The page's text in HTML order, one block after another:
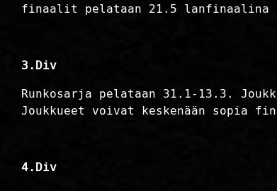
finaalit pelataan 21.5
3.Div
Runkosarja pelataan 31.1-13.3.
Joukkueet voivat keskenään sopia
4.Div